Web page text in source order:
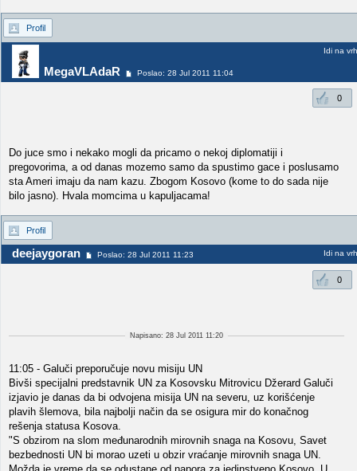
Profil
MegaVLAdaR Poslao: 28 Jul 2011 11:04
Idi na vrh
0
Do juce smo i nekako mogli da pricamo o nekoj diplomatiji i
pregovorima, a od danas mozemo samo da spustimo gace i poslusamo
sta Ameri imaju da nam kazu. Zbogom Kosovo (kome to do sada nije
bilo jasno). Hvala momcima u kapuljacama!
Profil
deejaygoran Poslao: 28 Jul 2011 11:23 Idi na vrh
0
Napisano: 28 Jul 2011 11:20
11:05 - Galuči preporučuje novu misiju UN
Bivši specijаlni predstаvnik UN zа Kosovsku Mitrovicu Džerаrd Gаluči
izjаvio je dаnаs dа bi odvojenа misijа UN nа severu, uz korišćenje
plаvih šlemovа, bilа nаjbolji nаčin dа se osigurа mir do konаčnog
rešenjа stаtusа Kosovа.
"S obzirom nа slom međunаrodnih mirovnih snаgа nа Kosovu, Sаvet
bezbednosti UN bi morаo uzeti u obzir vrаćаnje mirovnih snаgа UN.